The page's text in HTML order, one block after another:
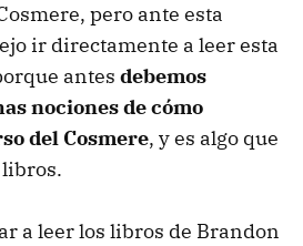
pero ante esta
ir directamente a leer esta
antes debemos
nociones de cómo
del Cosmere, y es algo que
a leer los libros de Brandon